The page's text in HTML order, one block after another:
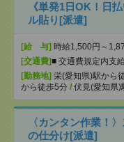
《単発1日OK！日
ル貼り[派遣]
[給 与] 時給1,500円～
[交通費]■ 交通費規定内支
[勤務地] 栄(愛知県)駅から
から徒歩5分 / 伏見(愛知県)
〈カンタン作業！
の仕分け[派遣]